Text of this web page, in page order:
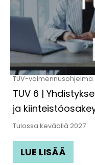
TUV-valmennusohjelma
TUV 6 |
ja
Tulossa keväällä 2027
LUE LISÄÄ